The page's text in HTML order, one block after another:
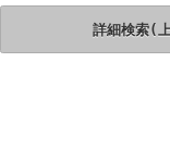
詳細検索(